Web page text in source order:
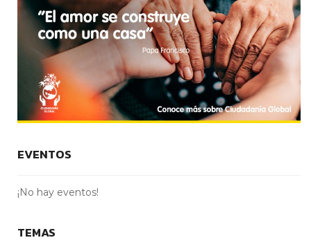
EVENTOS
¡No hay eventos!
TEMAS